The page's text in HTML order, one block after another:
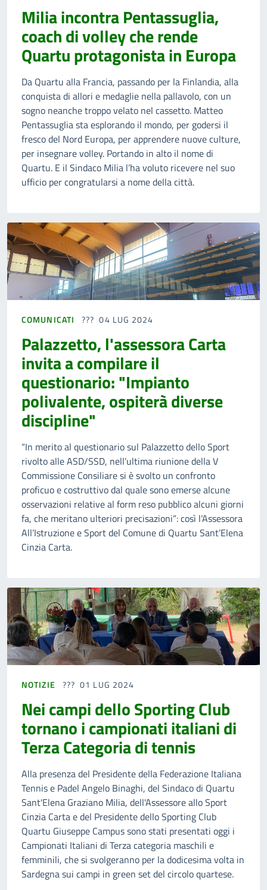
Milia incontra Pentassuglia,
coach di volley che rende
Quartu protagonista in Europa
Da Quartu alla Francia, passando per la Finlandia, alla
conquista di allori e medaglie nella pallavolo, con un
sogno neanche troppo velato nel cassetto. Matteo
Pentassuglia sta esplorando il mondo, per godersi il
fresco del Nord Europa, per apprendere nuove culture,
per insegnare volley. Portando in alto il nome di
Quartu. E il Sindaco Milia l’ha voluto ricevere nel suo
ufficio per congratularsi a nome della città.
COMUNICATI 04 LUG 2024
Palazzetto, l'assessora Carta
invita a compilare il
questionario: "Impianto
polivalente, ospiterà diverse
discipline"
“In merito al questionario sul Palazzetto dello Sport
rivolto alle ASD/SSD, nell’ultima riunione della V
Commissione Consiliare si è svolto un confronto
proficuo e costruttivo dal quale sono emerse alcune
osservazioni relative al form reso pubblico alcuni giorni
fa, che meritano ulteriori precisazioni”: così l’Assessora
All’Istruzione e Sport del Comune di Quartu Sant’Elena
Cinzia Carta.
NOTIZIE 01 LUG 2024
Nei campi dello Sporting Club
tornano i campionati italiani di
Terza Categoria di tennis
Alla presenza del Presidente della Federazione Italiana
Tennis e Padel Angelo Binaghi, del Sindaco di Quartu
Sant'Elena Graziano Milia, dell'Assessore allo Sport
Cinzia Carta e del Presidente dello Sporting Club
Quartu Giuseppe Campus sono stati presentati oggi i
Campionati Italiani di Terza categoria maschili e
femminili, che si svolgeranno per la dodicesima volta in
Sardegna sui campi in green set del circolo quartese.